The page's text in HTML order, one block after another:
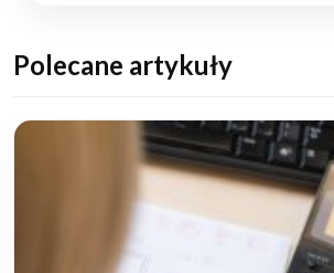
Polecane artykuły